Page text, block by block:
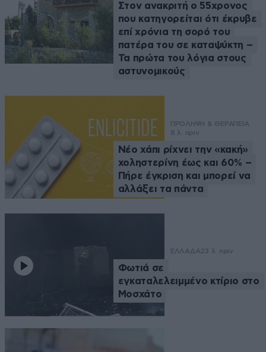
Στον ανακριτή ο 55χρονος
που κατηγορείται ότι έκρυβε
επί χρόνια τη σορό του
πατέρα του σε καταψύκτη –
Τα πρώτα του λόγια στους
αστυνομικούς
ΠΡΟΛΗΨΗ & ΘΕΡΑΠΕΙΑ
8 λ. πριν
Νέο χάπι ρίχνει την «κακή»
χοληστερίνη έως και 60% –
Πήρε έγκριση και μπορεί να
αλλάξει τα πάντα
ΕΛΛΑΔΑ23 λ. πριν
Φωτιά σε
εγκαταλελειμμένο κτίριο στο
Μοσχάτο